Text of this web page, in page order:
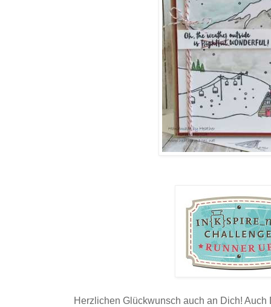
Herzlichen Glückwunsch auch an Dich! Auch